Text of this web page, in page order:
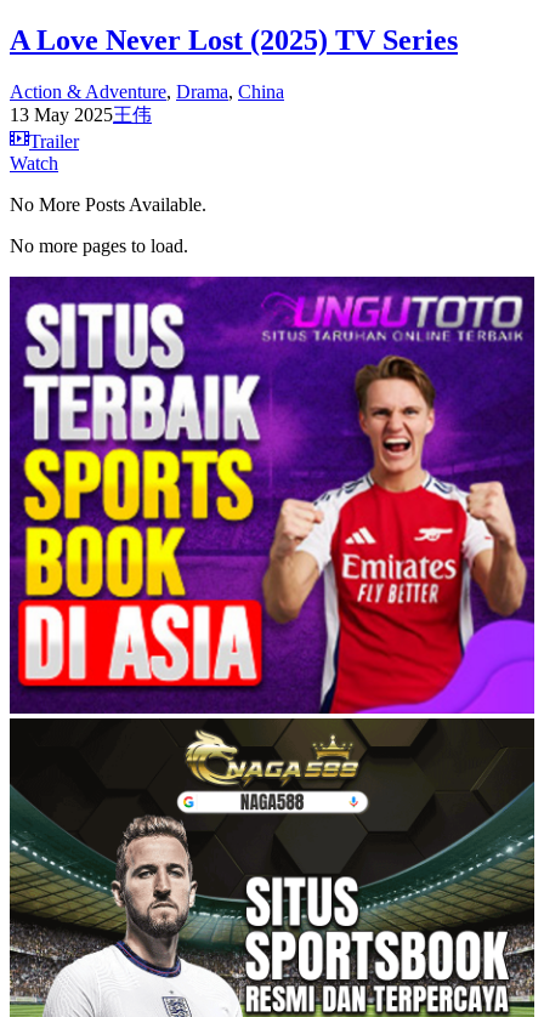
A Love Never Lost (2025) TV Series
Action & Adventure, Drama, China
13 May 2025王伟
Trailer
Watch
No More Posts Available.
No more pages to load.